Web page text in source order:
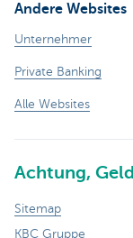
Andere Websites
Unternehmer
Private Banking
Alle Websites
Achtung,
Sitemap
KBC Gruppe